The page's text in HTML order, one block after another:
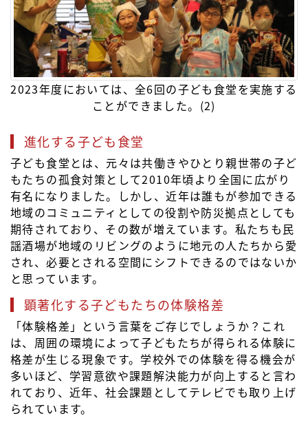
2023年度においては、全6回の子ども食堂を実施する
ことができました。(2)
進化する子ども食堂
子ども食堂とは、元々は共働きやひとり親世帯の子ど
もたちの孤食対策として2010年頃より全国に広がり
有名になりました。しかし、近年は誰もが参加できる
地域のコミュニティとしての役割や防災拠点としても
期待されており、その数が増えています。私たちも民
謡酒場が地域のリビングのように地元の人たちから愛
され、必要とされる空間にシフトできるのではないか
と思っています。
顕著化する子どもたちの体験格差
「体験格差」という言葉をご存じでしょうか？これ
は、周囲の環境によって子どもたちが得られる体験に
格差が生じる現象です。学校外での体験を得る機会が
多いほど、学習意欲や課題解決能力が向上すると言わ
れており、近年、社会課題としてテレビでも取り上げ
られています。